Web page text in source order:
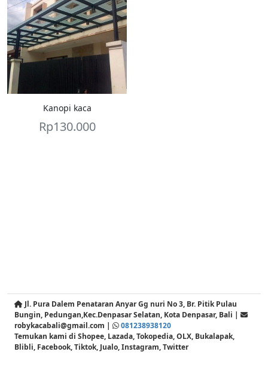
Kanopi kaca
Rp130.000
Jl. Pura Dalem Penataran Anyar Gg nuri No 3, Br. Pitik Pulau
Bungin, Pedungan,Kec.Denpasar Selatan, Kota Denpasar, Bali |
robykacabali@gmail.com |
081238938120
Temukan kami di Shopee, Lazada, Tokopedia, OLX, Bukalapak,
Blibli, Facebook, Tiktok, Jualo, Instagram, Twitter